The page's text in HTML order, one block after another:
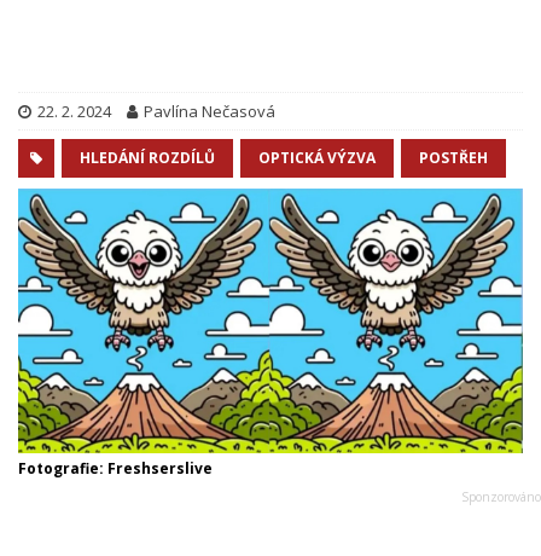
22. 2. 2024 Pavlína Nečasová
HLEDÁNÍ ROZDÍLŮ OPTICKÁ VÝZVA POSTŘEH
Fotografie: Freshserslive